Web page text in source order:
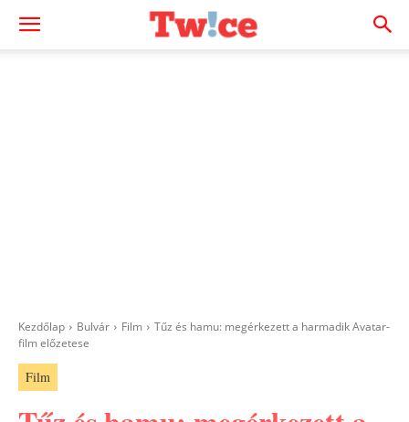
Kezdőlap Bulvár Film
Tűz és hamu: megérkezett a harmadik Avatar-
film előzetese
Film